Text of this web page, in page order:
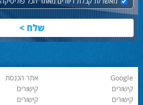
Google אתר הכנסת
קישורים קישורים
קישורים קישורים